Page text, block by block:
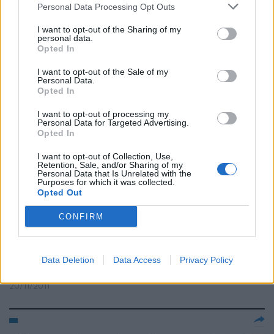
Personal Data Processing Opt Outs
I want to opt-out of the Sharing of my
personal data.
Opted In
I want to opt-out of the Sale of my
Personal Data.
Opted In
I want to opt-out of processing my
Personal Data for Targeted Advertising.
Opted In
I want to opt-out of Collection, Use,
Retention, Sale, and/or Sharing of my
Personal Data that Is Unrelated with the
Purposes for which it was collected.
Opted Out
CONFIRM
Data Deletion Data Access Privacy Policy
tv con Lando Buzzanca
08/01/2012
Il mattone del Leone in una sola
società. Nasce Generali Real
18/12/2011
Roma, fuori di Roma
11/12/2011
"Confesso, non voterò mai i
commissari del Parlamento"
20/11/2011